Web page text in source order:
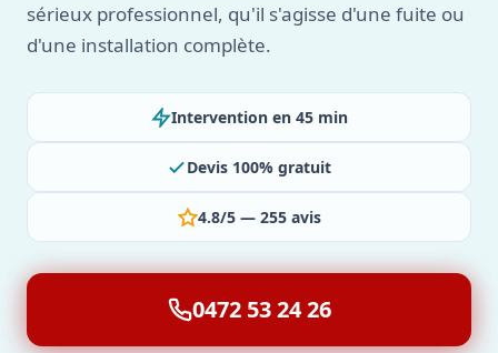
sérieux professionnel, qu'il s'agisse d'une fuite ou
d'une installation complète.
Intervention en 45 min
Devis 100% gratuit
4.8/5 — 255 avis
0472 53 24 26